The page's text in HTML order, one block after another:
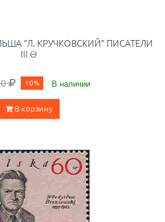
"Л. КРУЧКОВСКИЙ" ПИСАТЕЛИ
III Θ
10% В наличии
В корзину